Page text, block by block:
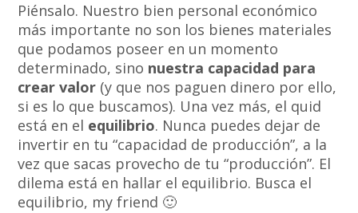
Piénsalo. Nuestro bien personal económico
más importante no son los bienes materiales
que podamos poseer en un momento
determinado, sino nuestra capacidad para
crear valor (y que nos paguen dinero por ello,
si es lo que buscamos). Una vez más, el quid
está en el equilibrio. Nunca puedes dejar de
invertir en tu “capacidad de producción”, a la
vez que sacas provecho de tu “producción”. El
dilema está en hallar el equilibrio. Busca el
equilibrio, my friend 🙂